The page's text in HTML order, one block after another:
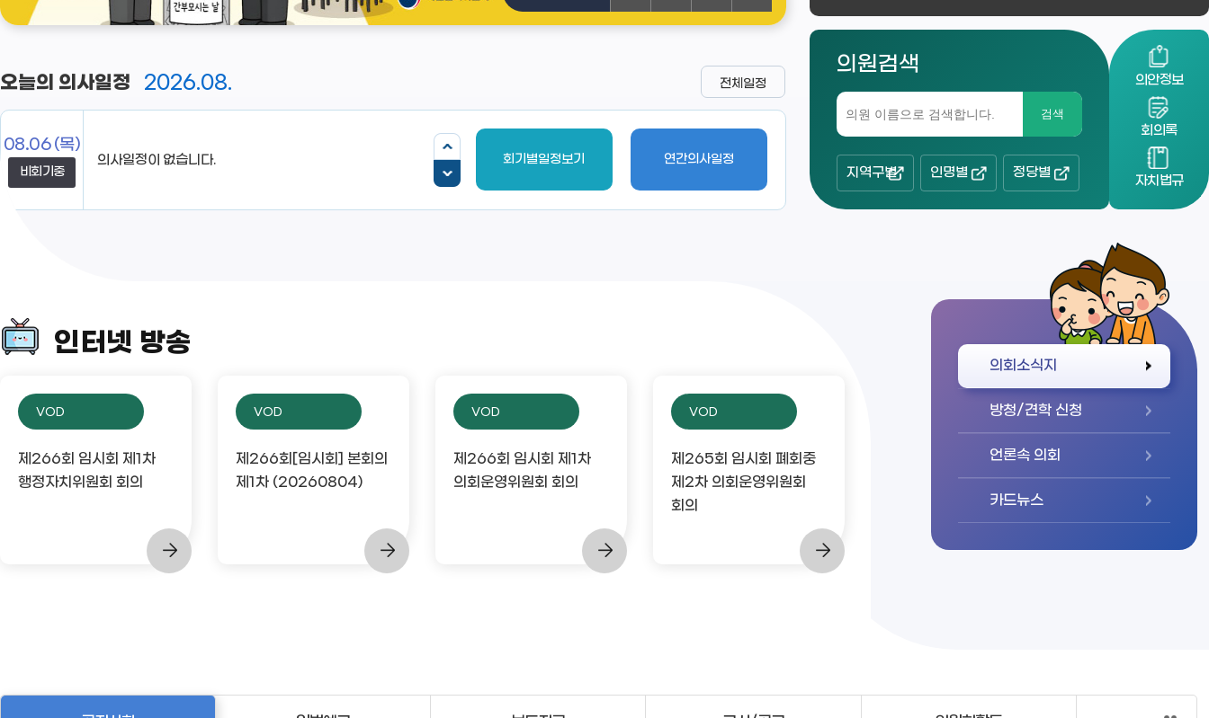
오늘의 의사일정 2026.08.
08.06 (목)
비회기중
의사일정이 없습니다. 회기별일정보기 연간의사일정
전체일정
의원검색
검색
지역구별 인명별 정당별
의안정보
회의록
자치법규
인터넷 방송
VOD
제266회 임시회 제1차
행정자치위원회 회의
VOD
제266회[임시회] 본회의
제1차 (20260804)
VOD
제266회 임시회 제1차
의회운영위원회 회의
VOD
제265회 임시회 폐회중
제2차 의회운영위원회
회의
의회소식지
방청/견학 신청
언론속 의회
카드뉴스